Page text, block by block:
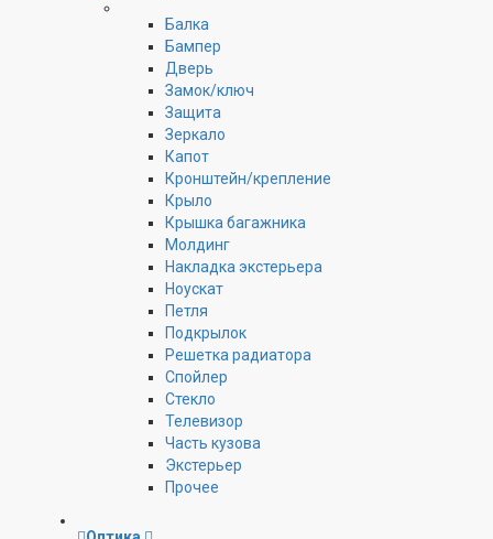
Балка
Бампер
Дверь
Замок/ключ
Защита
Зеркало
Капот
Кронштейн/крепление
Крыло
Крышка багажника
Молдинг
Накладка экстерьера
Ноускат
Петля
Подкрылок
Решетка радиатора
Спойлер
Стекло
Телевизор
Часть кузова
Экстерьер
Прочее